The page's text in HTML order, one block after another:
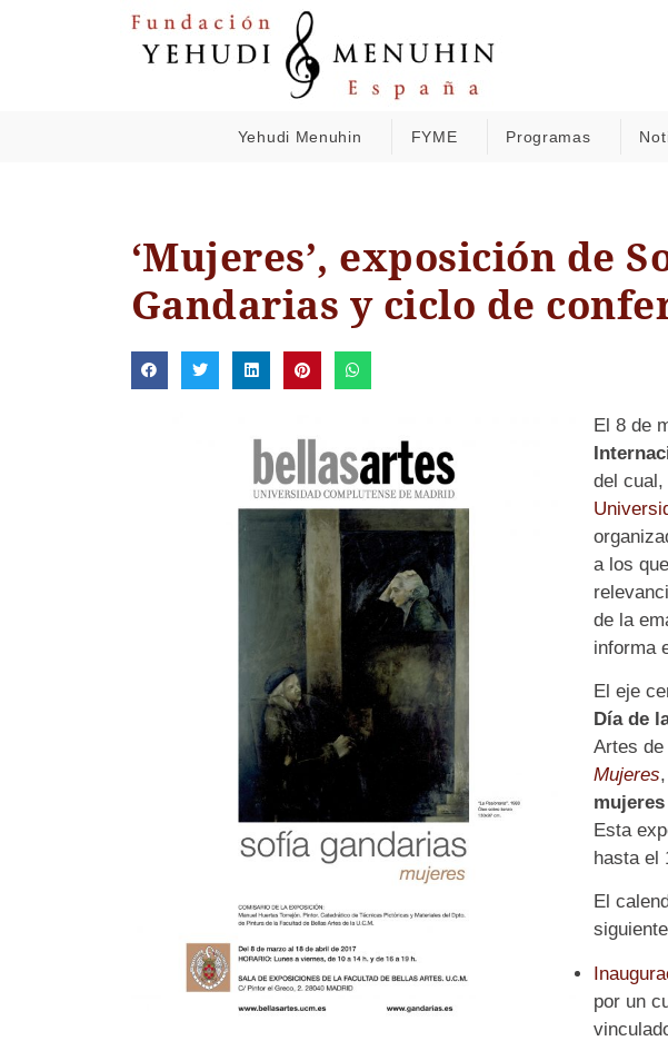
Yehudi Menuhin FYME Programas
‘Mujeres’, exposición de
Gandarias y ciclo de
El 8 de
del cual,
a los
de la
informa
El eje
Día de
Artes
Mujeres
mujeres
Esta
hasta el
El
por un